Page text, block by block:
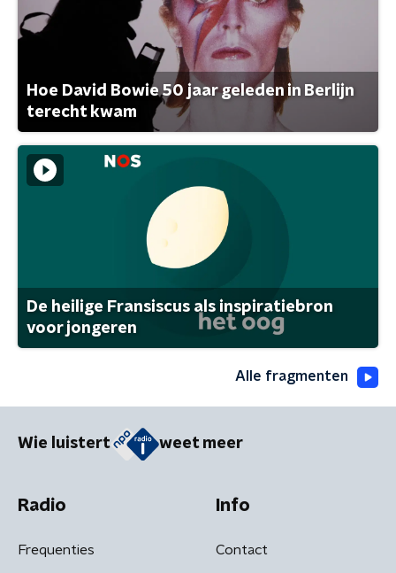
Hoe David Bowie 50 jaar geleden in Berlijn
terecht kwam
De heilige Fransiscus als inspiratiebron
voor jongeren
Alle fragmenten
Wie luistert weet meer
Radio
Frequenties
Info
Contact